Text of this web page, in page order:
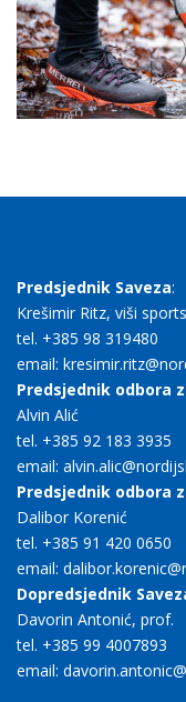
Predsjednik Saveza:
Krešimir Ritz, viši
tel. +385 98 319480
email:
Predsjednik odbora
Alvin Alić
tel. +385 92 183 3935
email:
Predsjednik odbora
Dalibor Korenić
tel. +385 91 420 0650
email:
Dopredsjednik
Davorin Antonić, prof.
tel. +385 99 4007893
email: